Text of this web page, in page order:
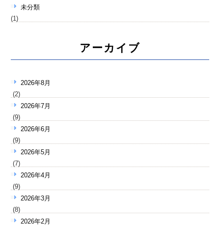
未分類
(1)
アーカイブ
2026年8月
(2)
2026年7月
(9)
2026年6月
(9)
2026年5月
(7)
2026年4月
(9)
2026年3月
(8)
2026年2月